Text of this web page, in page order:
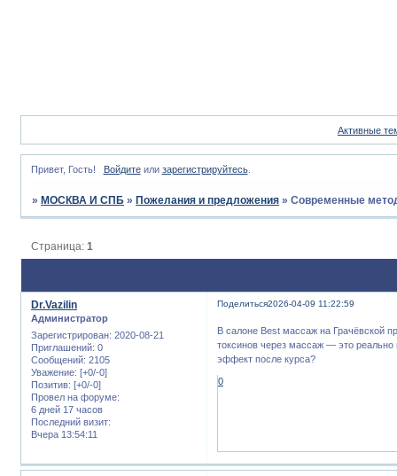
Активные
Привет, Гость! Войдитеили зарегистрируйтесь.
» МОСКВА И СПБ » Пожелания и предложения »Современные
Страница:1
Поделиться2026-04-09 11:22:59
Dr.Vazilin
Администратор
Зарегистрирован: 2020-08-21
Приглашений: 0
Сообщений: 2105
Уважение: [+0/-0]
Позитив: [+0/-0]
Провел на форуме:
6 дней 17 часов
Последний визит:
Вчера 13:54:11
В салоне Best массаж на Грачёвской
токсинов через массаж — это
эффект после курса?
0